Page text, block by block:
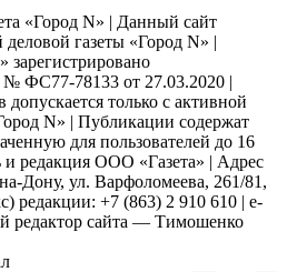
«Город N» | Данный сайт
деловой газеты «Город N» |
зарегистрировано
№ ФС77-78133 от 27.03.2020 |
только с активной
N» | Публикации содержат
для пользователей до 16
и редакция ООО «Газета» | Адрес
Дону, ул. Варфоломеева, 261/81,
редакции: +7 (863) 2 910 610 | e-
редактор сайта — Тимошенко